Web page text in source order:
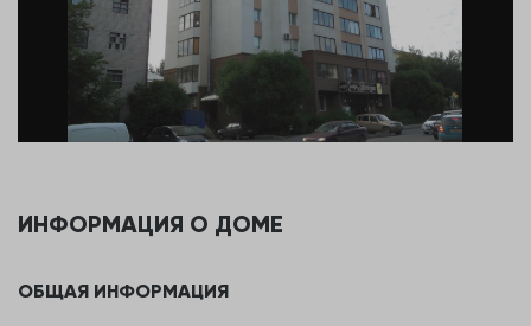
ИНФОРМАЦИЯ О ДОМЕ
ОБЩАЯ ИНФОРМАЦИЯ